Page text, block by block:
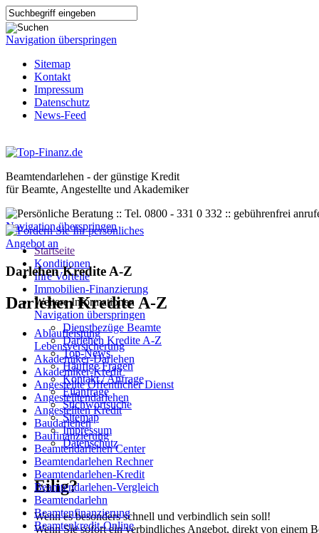
Navigation überspringen
Sitemap
Kontakt
Impressum
Datenschutz
News-Feed
Beamtendarlehen - der günstige Kredit
für Beamte, Angestellte und Akademiker
Navigation überspringen
Startseite
Konditionen
Ihre Vorteile
Immobilien-Finanzierung
Weitere Informationen
Navigation überspringen
Dienstbezüge Beamte
Darlehen Kredite A-Z
Top-News
Häufige Fragen
Kontakt / Anfrage
Eilanfrage
Stichwortsuche
Sitemap
Impressum
Datenschutz
Eilig?
Wenn es besonders schnell und verbindlich sein soll!
Wenn Sie sofort ein verbindliches Angebot, direkt von einem
Darlehen Kredite A-Z
Darlehen Kredite A-Z
Ablaufleistung
Lebensversicherung
Akademiker-Darlehen
Akademiker-Kredit
Angestellte Öffentlicher Dienst
Angestelltendarlehen
Angestellten Kredit
Baudarlehen
Baufinanzierung
Beamtendarlehen Center
Beamtendarlehen Rechner
Beamtendarlehen-Kredit
Beamtendarlehen-Vergleich
Beamtendarlehn
Beamtenfinanzierung
Beamtenkredit-Online